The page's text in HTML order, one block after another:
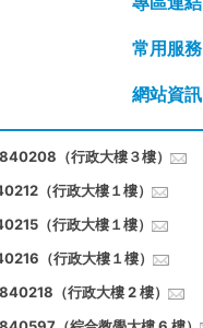
常用服務
網站資訊
（行政大樓３樓）
（行政大樓１樓）
（行政大樓１樓）
（行政大樓１樓）
（行政大樓 2 樓）